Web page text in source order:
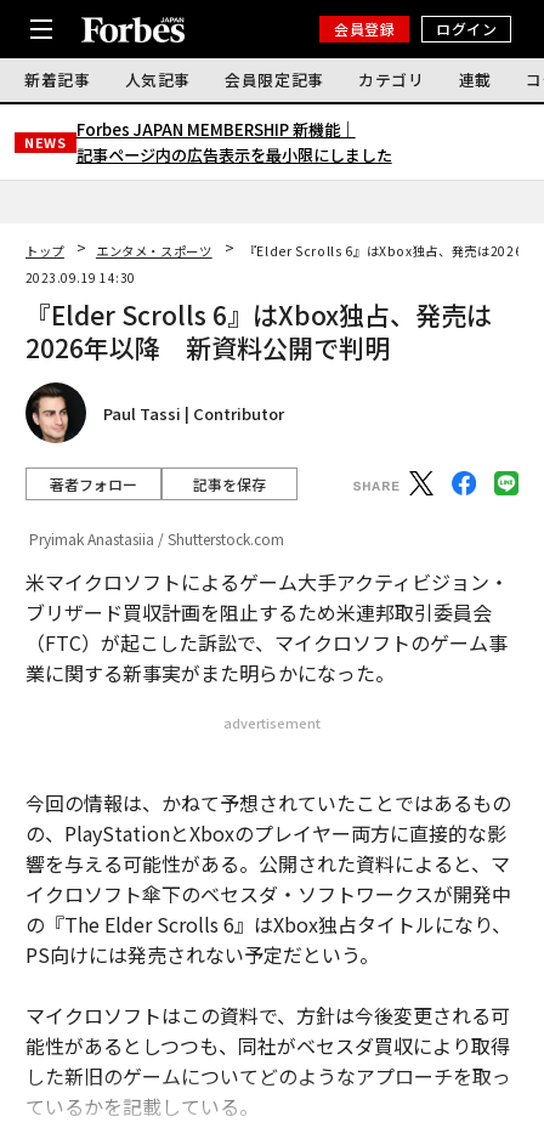
会員登録 ログイン
新着記事 人気記事 会員限定記事 カテゴリ 連載
NEWS
Forbes JAPAN MEMBERSHIP 新機能｜
記事ページ内の広告表示を最小限にしました
トップ エンタメ・スポーツ
『Elder Scrolls 6』はXbox独占、発売は2026年
2023.09.19 14:30
『Elder Scrolls 6』はXbox独占、発売は
2026年以降 新資料公開で判明
Paul Tassi | Contributor
著者フォロー 記事を保存
Pryimak Anastasiia / Shutterstock.com
米マイクロソフトによるゲーム大手アクティビジョン・
ブリザード買収計画を阻止するため米連邦取引委員会
（FTC）が起こした訴訟で、マイクロソフトのゲーム事
業に関する新事実がまた明らかになった。
advertisement
今回の情報は、かねて予想されていたことではあるもの
の、PlayStationとXboxのプレイヤー両方に直接的な影
響を与える可能性がある。公開された資料によると、マ
イクロソフト傘下のベセスダ・ソフトワークスが開発中
の『The Elder Scrolls 6』はXbox独占タイトルになり、
PS向けには発売されない予定だという。
マイクロソフトはこの資料で、方針は今後変更される可
能性があるとしつつも、同社がベセスダ買収により取得
した新旧のゲームについてどのようなアプローチを取っ
ているかを記載している。